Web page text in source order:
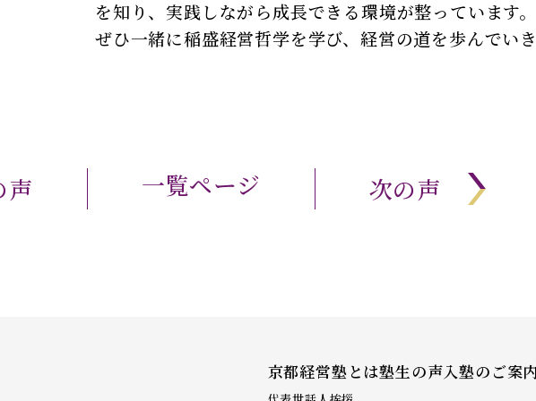
を知り、実践しながら成長できる環境が整っています。
ぜひ一緒に稲盛経営哲学を学び、経営の道を歩んでいき
声 一覧ページ 次の声
京都経営塾とは塾生の声入塾のご案